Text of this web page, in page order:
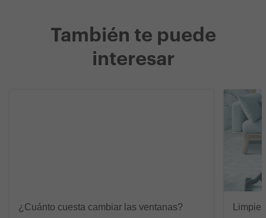
También te puede
interesar
¿Cuánto cuesta cambiar las ventanas?